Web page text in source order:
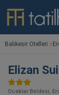
Balıkesir Otelleri
Elizan
Ocaklar Beldesi,